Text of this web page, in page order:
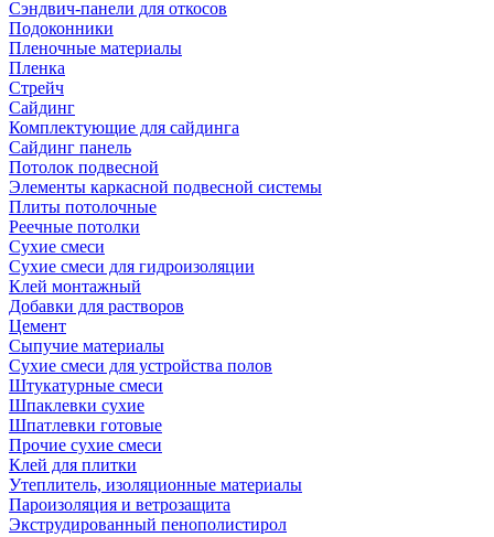
Сэндвич-панели для откосов
Подоконники
Пленочные материалы
Пленка
Стрейч
Сайдинг
Комплектующие для сайдинга
Сайдинг панель
Потолок подвесной
Элементы каркасной подвесной системы
Плиты потолочные
Реечные потолки
Сухие смеси
Сухие смеси для гидроизоляции
Клей монтажный
Добавки для растворов
Цемент
Сыпучие материалы
Сухие смеси для устройства полов
Штукатурные смеси
Шпаклевки сухие
Шпатлевки готовые
Прочие сухие смеси
Клей для плитки
Утеплитель, изоляционные материалы
Пароизоляция и ветрозащита
Экструдированный пенополистирол